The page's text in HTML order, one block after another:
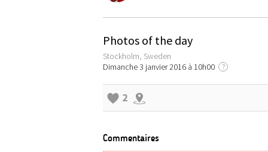
Photos of the day
Stockholm, Sweden
Dimanche 3 janvier 2016 à 10h00
?
2
Commentaires